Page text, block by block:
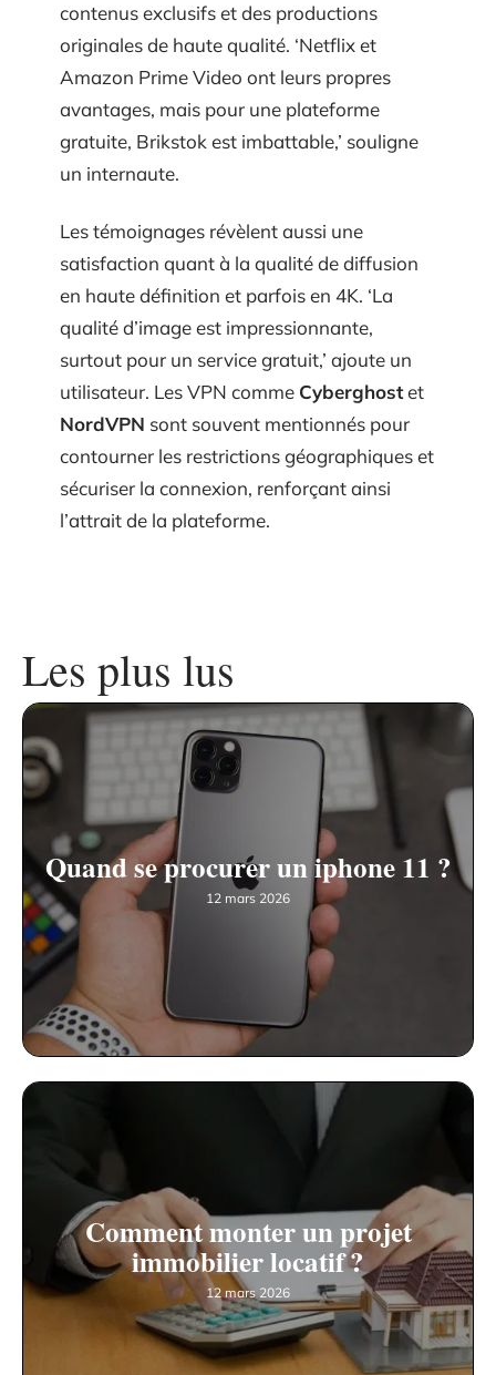
contenus exclusifs et des productions
originales de haute qualité. ‘Netflix et
Amazon Prime Video ont leurs propres
avantages, mais pour une plateforme
gratuite, Brikstok est imbattable,’ souligne
un internaute.
Les témoignages révèlent aussi une
satisfaction quant à la qualité de diffusion
en haute définition et parfois en 4K. ‘La
qualité d’image est impressionnante,
surtout pour un service gratuit,’ ajoute un
utilisateur. Les VPN comme Cyberghostet
NordVPN sont souvent mentionnés pour
contourner les restrictions géographiques et
sécuriser la connexion, renforçant ainsi
l’attrait de la plateforme.
Les plus lus
Quand se procurer un iphone 11 ?
12 mars 2026
Comment monter un projet
immobilier locatif ?
12 mars 2026